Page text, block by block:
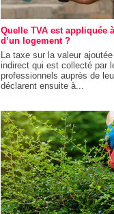
Quelle TVA est appliquée
d’un logement ?
La taxe sur la valeur
indirect qui est collecté par
professionnels auprès de
déclarent ensuite à...